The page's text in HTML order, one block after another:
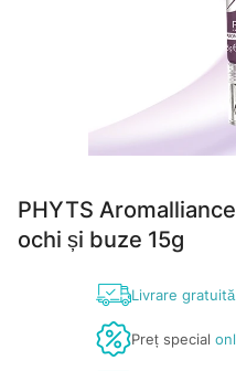
PHYTS
ochi și buze 15g
Livrare gratuită
Preț special